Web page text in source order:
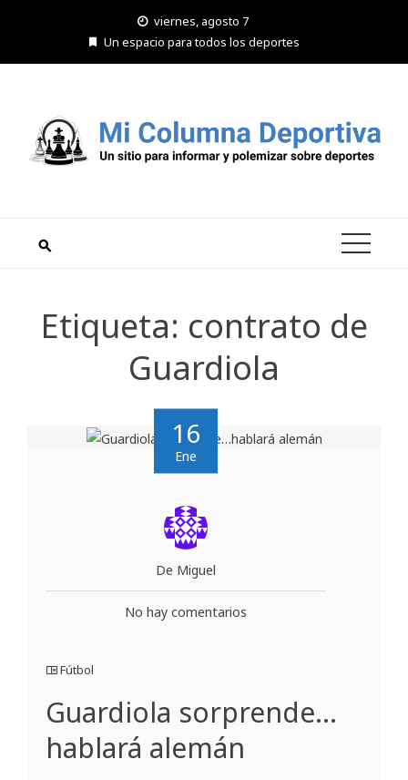
viernes, agosto 7
Un espacio para todos los deportes
Etiqueta: contrato de
Guardiola
16
Ene
De Miguel
No hay comentarios
Fútbol
Guardiola sorprende…
hablará alemán